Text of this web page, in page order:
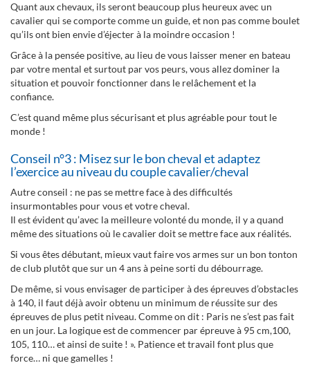
Quant aux chevaux, ils seront beaucoup plus heureux avec un
cavalier qui se comporte comme un guide, et non pas comme boulet
qu’ils ont bien envie d’éjecter à la moindre occasion !
Grâce à la pensée positive, au lieu de vous laisser mener en bateau
par votre mental et surtout par vos peurs, vous allez dominer la
situation et pouvoir fonctionner dans le relâchement et la
confiance.
C’est quand même plus sécurisant et plus agréable pour tout le
monde !
Conseil n°3 : Misez sur le bon cheval et adaptez
l’exercice au niveau du couple cavalier/cheval
Autre conseil : ne pas se mettre face à des difficultés
insurmontables pour vous et votre cheval.
Il est évident qu’avec la meilleure volonté du monde, il y a quand
même des situations où le cavalier doit se mettre face aux réalités.
Si vous êtes débutant, mieux vaut faire vos armes sur un bon tonton
de club plutôt que sur un 4 ans à peine sorti du débourrage.
De même, si vous envisager de participer à des épreuves d’obstacles
à 140, il faut déjà avoir obtenu un minimum de réussite sur des
épreuves de plus petit niveau. Comme on dit : Paris ne s’est pas fait
en un jour. La logique est de commencer par épreuve à 95 cm,100,
105, 110… et ainsi de suite ! ». Patience et travail font plus que
force… ni que gamelles !